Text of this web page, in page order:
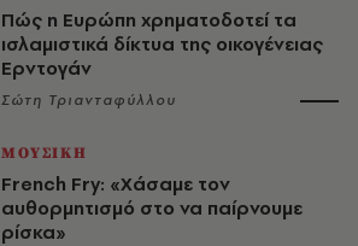
Πώς η Ευρώπη χρηματοδοτεί τα
ισλαμιστικά δίκτυα της οικογένειας
Ερντογάν
Σώτη Τριανταφύλλου
ΜΟΥΣΙΚΗ
French Fry: «Χάσαμε τον
αυθορμητισμό στο να παίρνουμε
ρίσκα»